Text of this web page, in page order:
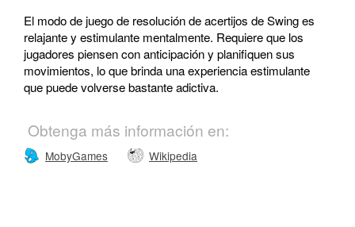
El modo de juego de resolución de acertijos de Swing es
relajante y estimulante mentalmente. Requiere que los
jugadores piensen con anticipación y planifiquen sus
movimientos, lo que brinda una experiencia estimulante
que puede volverse bastante adictiva.
Obtenga más información en:
MobyGames Wikipedia